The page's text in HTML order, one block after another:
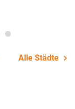
Alle Städte